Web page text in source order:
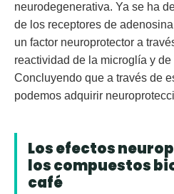
neurodegenerativa. Ya se ha
de los receptores de
un factor neuroprotector a
reactividad de la microglía y
Concluyendo que a través de
podemos adquirir
Los efectos
los compuestos
café